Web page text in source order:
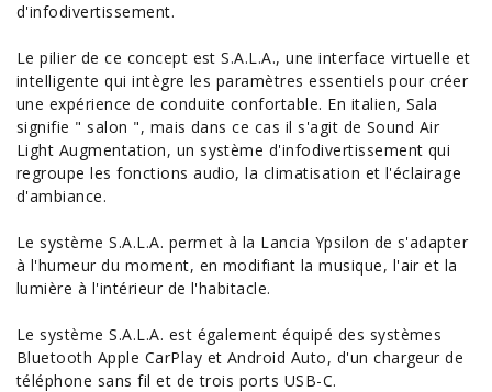
d'infodivertissement.
Le pilier de ce concept est S.A.L.A., une interface virtuelle et
intelligente qui intègre les paramètres essentiels pour créer
une expérience de conduite confortable. En italien, Sala
signifie " salon ", mais dans ce cas il s'agit de Sound Air
Light Augmentation, un système d'infodivertissement qui
regroupe les fonctions audio, la climatisation et l'éclairage
d'ambiance.
Le système S.A.L.A. permet à la Lancia Ypsilon de s'adapter
à l'humeur du moment, en modifiant la musique, l'air et la
lumière à l'intérieur de l'habitacle.
Le système S.A.L.A. est également équipé des systèmes
Bluetooth Apple CarPlay et Android Auto, d'un chargeur de
téléphone sans fil et de trois ports USB-C.